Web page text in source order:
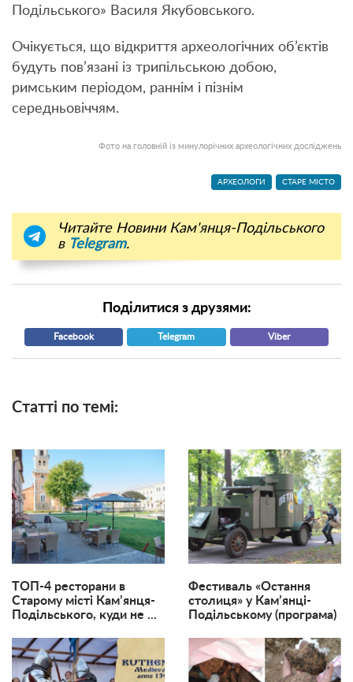
Подільського» Василя Якубовського.
Очікується, що відкриття археологічних об’єктів
будуть пов’язані із трипільською добою,
римським періодом, раннім і пізнім
середньовіччям.
Фото на головній із минулорічних археологічних досліджень
АРХЕОЛОГИ СТАРЕ МІСТО
Читайте Новини Кам'янця-Подільського
в Telegram.
Поділитися з друзями:
Facebook Telegram Viber
Статті по темі:
ТОП-4 ресторани в
Старому місті Кам’янця-
Подільського, куди не ...
Фестиваль «Остання
столиця» у Кам’янці-
Подільському (програма)